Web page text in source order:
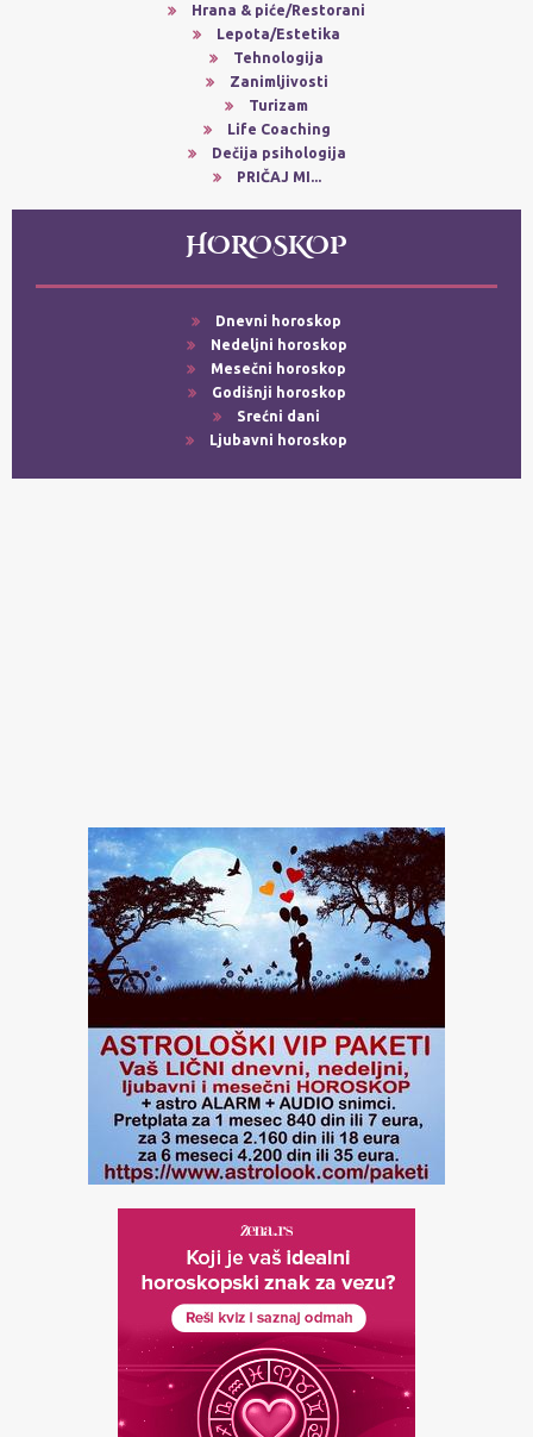
Hrana & piće/Restorani
Lepota/Estetika
Tehnologija
Zanimljivosti
Turizam
Life Coaching
Dečija psihologija
PRIČAJ MI...
HOROSKOP
Dnevni horoskop
Nedeljni horoskop
Mesečni horoskop
Godišnji horoskop
Srećni dani
Ljubavni horoskop